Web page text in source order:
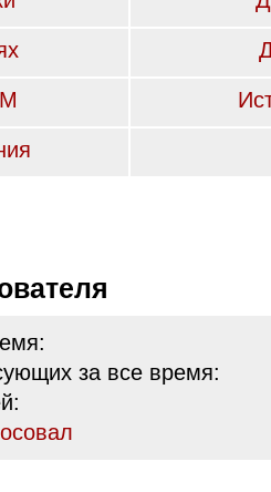
за все время: